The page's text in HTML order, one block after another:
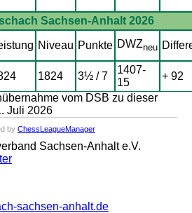
Sachsen-Anhalt 2026
Niveau Punkte DWZneu
1824 3½ / 7
1407-
15
+ 92
vom DSB zu dieser
Juli 2026
by ChessLeagueManager
Sachsen-Anhalt e.V.
sachsen-anhalt.de